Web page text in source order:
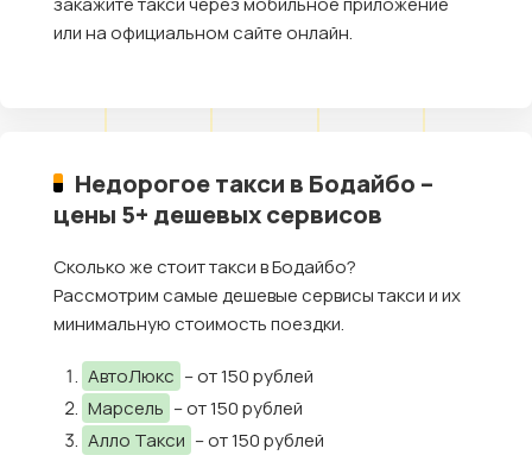
или на официальном сайте онлайн.
Недорогое такси в Бодайбо –
цены 5+ дешевых сервисов
Сколько же стоит такси в Бодайбо?
Рассмотрим самые дешевые сервисы такси и их
минимальную стоимость поездки.
АвтоЛюкс – от 150 рублей
Марсель – от 150 рублей
Алло Такси – от 150 рублей